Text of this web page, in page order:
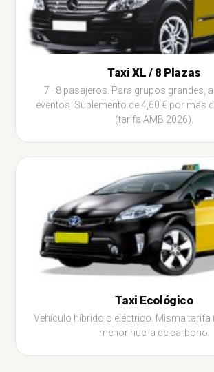
Taxi XL / 8 Plazas
7–8 pasajeros. Para grupos grandes,
eventos. Suplemento de 4,60 € por más
(tarifa AMB 2026).
Taxi Ecológico
Vehículo híbrido o eléctrico. Misma tarifa
menor huella de carbono.